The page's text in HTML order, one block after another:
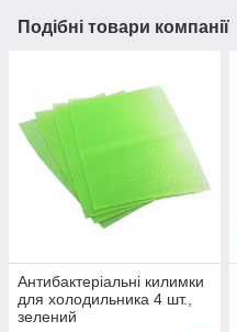
Подібні товари компанії
Антибактеріальні килимки
для холодильника 4 шт.,
зелений